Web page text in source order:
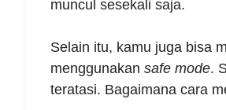
muncul sesekali saja.
Selain itu, kamu juga bisa
menggunakan safe mode.
teratasi. Bagaimana cara